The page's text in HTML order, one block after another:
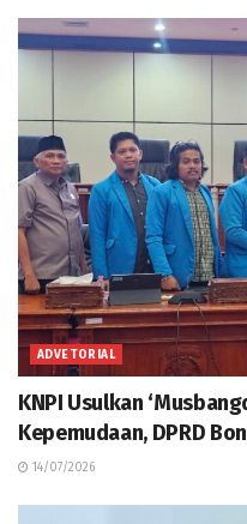
ADVETORIAL
KNPI Usulkan
Kepemudaan, DPRD
14/07/2026